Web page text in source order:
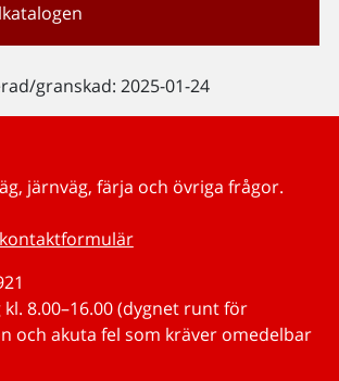
granskad: 2025-01-24
järnväg, färja och övriga frågor.
8.00–16.00 (dygnet runt för
och akuta fel som kräver omedelbar